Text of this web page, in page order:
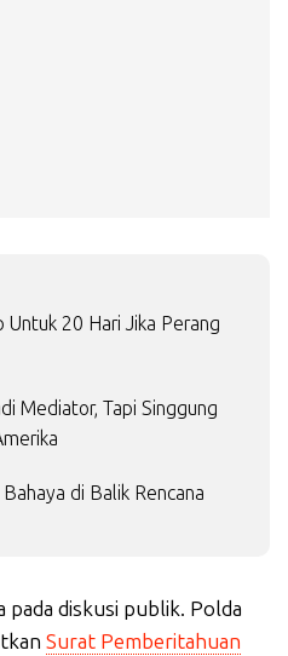
20 Hari Jika Perang
Mediator, Tapi Singgung
di Balik Rencana
diskusi publik. Polda
Surat Pemberitahuan